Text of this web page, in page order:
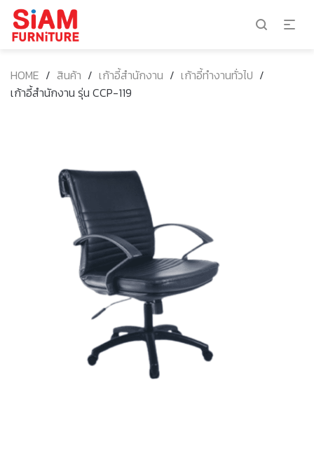
HOME / สินค้า / เก้าอี้สำนักงาน / เก้าอี้ทำงานทั่วไป /
เก้าอี้สำนักงาน รุ่น CCP-119